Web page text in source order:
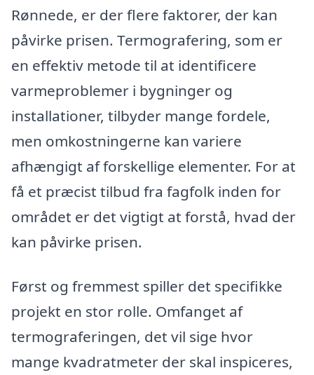
Rønnede, er der flere faktorer, der kan
påvirke prisen. Termografering, som er
en effektiv metode til at identificere
varmeproblemer i bygninger og
installationer, tilbyder mange fordele,
men omkostningerne kan variere
afhængigt af forskellige elementer. For at
få et præcist tilbud fra fagfolk inden for
området er det vigtigt at forstå, hvad der
kan påvirke prisen.
Først og fremmest spiller det specifikke
projekt en stor rolle. Omfanget af
termograferingen, det vil sige hvor
mange kvadratmeter der skal inspiceres,